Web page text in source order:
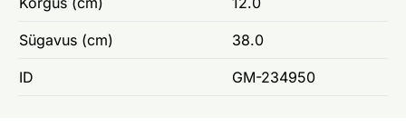
Sügavus (cm) 38.0
ID GM-234950